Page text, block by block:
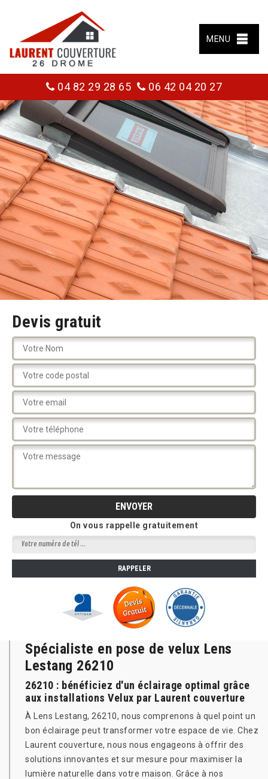
MENU
04 82 29 28 65 06 42 04 20 27
Devis gratuit
On vous rappelle gratuitement
Spécialiste en pose de velux Lens
Lestang 26210
26210 : bénéficiez d'un éclairage optimal grâce
aux installations Velux par Laurent couverture
À Lens Lestang, 26210, nous comprenons à quel point un
bon éclairage peut transformer votre espace de vie. Chez
Laurent couverture, nous nous engageons à offrir des
solutions innovantes et sur mesure pour maximiser la
lumière naturelle dans votre maison. Grâce à nos